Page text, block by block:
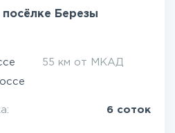
Березы
55 км от МКАД
6 соток